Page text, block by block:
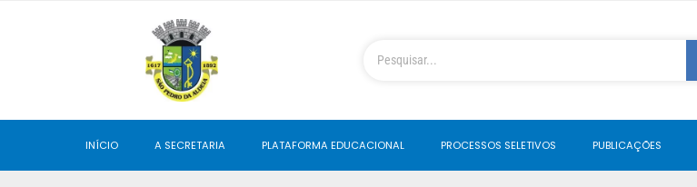
INÍCIO A SECRETARIA PLATAFORMA EDUCACIONAL PROCESSOS SELETIVOS PUBLICAÇÕES